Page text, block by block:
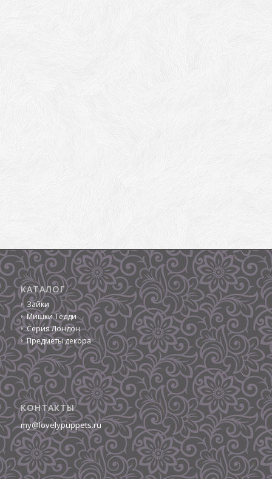
КАТАЛОГ
Зайки
Мишки Тедди
Серия Лондон
Предметы декора
КОНТАКТЫ
my@lovelypuppets.ru